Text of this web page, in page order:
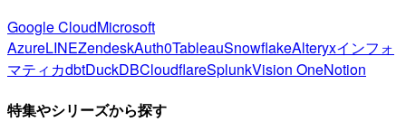
Google CloudMicrosoft
AzureLINEZendeskAuth0TableauSnowflakeAlteryxインフォ
マティカdbtDuckDBCloudflareSplunkVision OneNotion
特集やシリーズから探す